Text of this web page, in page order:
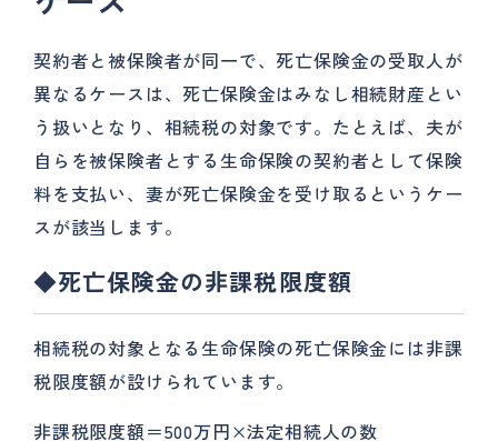
契約者と被保険者が同一で、死亡保険金の受取人が
異なるケースは、死亡保険金はみなし相続財産とい
う扱いとなり、相続税の対象です。たとえば、夫が
自らを被保険者とする生命保険の契約者として保険
料を支払い、妻が死亡保険金を受け取るというケー
スが該当します。
◆死亡保険金の非課税限度額
相続税の対象となる生命保険の死亡保険金には非課
税限度額が設けられています。
非課税限度額＝500万円×法定相続人の数